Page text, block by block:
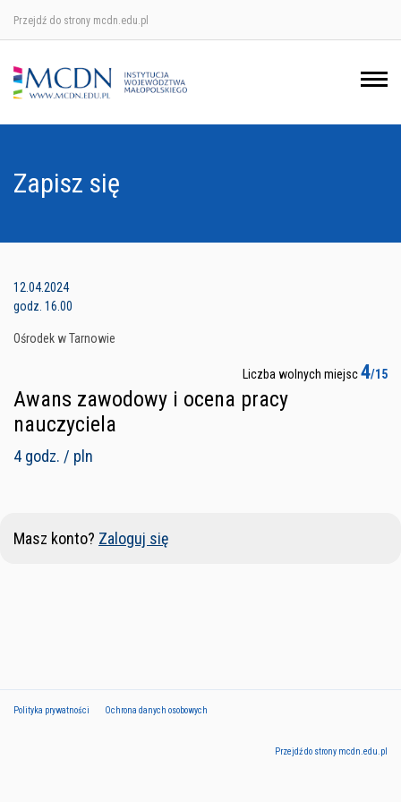
Przejdź do strony mcdn.edu.pl
Zapisz się
12.04.2024
godz. 16.00
Ośrodek w Tarnowie
Liczba wolnych miejsc4/15
Awans zawodowy i ocena pracy
nauczyciela
4 godz. / pln
Masz konto? Zaloguj się
Polityka prywatności Ochrona danych osobowych
Przejdź do strony mcdn.edu.pl
Ośrodek w Krakowie
Ośrodek w Nowym Sączu
Ośrodek w Tarnowie